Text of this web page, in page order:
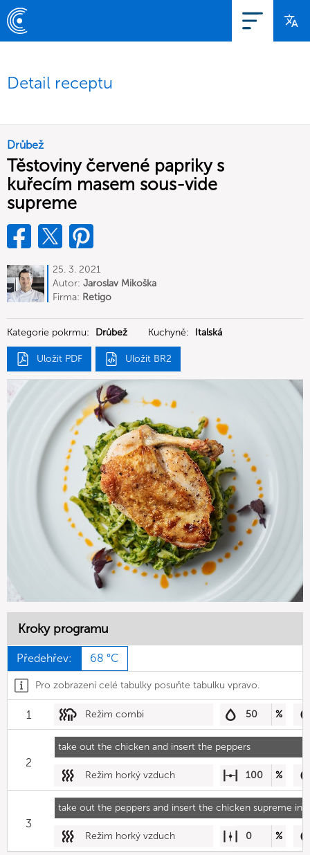
Detail receptu
Drůbež
Těstoviny červené papriky s
kuřecím masem sous-vide
supreme
25. 3. 2021
Autor: Jaroslav Mikoška
Firma: Retigo
Kategorie pokrmu: Drůbež Kuchyně: Italská
Uložit PDF Uložit BR2
Kroky programu
Předehřev: 68 °C
Pro zobrazení celé tabulky posuňte tabulku vpravo.
1 Režim combi 50 %
take out the chicken and insert the peppers
2
Režim horký vzduch 100 %
take out the peppers and insert the chicken supreme in
3
Režim horký vzduch 0 %